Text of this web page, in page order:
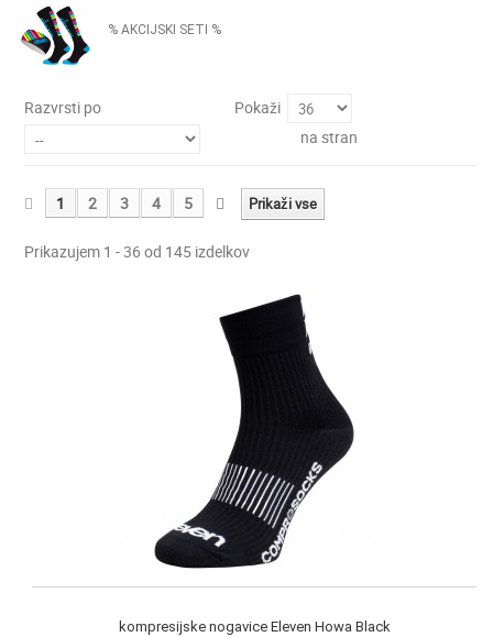
% AKCIJSKI SETI %
Razvrsti po
Pokaži
na stran
Prikaži vse
1 2 3 4 5
Prikazujem 1 - 36 od 145 izdelkov
kompresijske nogavice Eleven Howa Black